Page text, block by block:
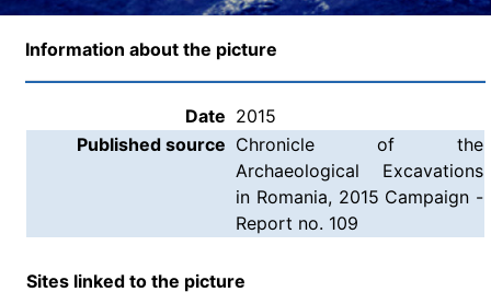
Information about the picture
Date 2015
Published source Chronicle of the
Archaeological Excavations
in Romania, 2015 Campaign -
Report no. 109
Sites linked to the picture